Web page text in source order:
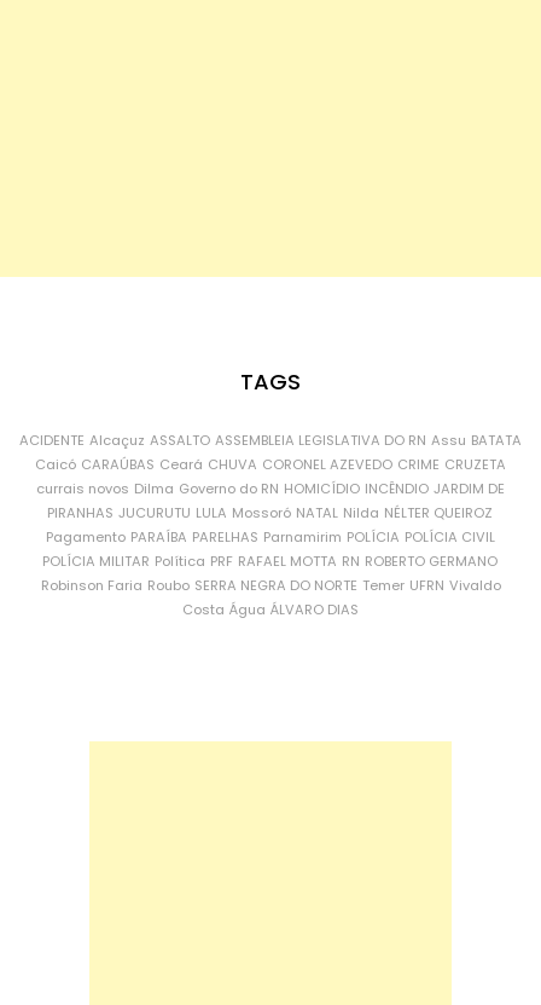
TAGS
ACIDENTE Alcaçuz ASSALTO ASSEMBLEIA LEGISLATIVA DO RN Assu BATATA
Caicó CARAÚBAS Ceará CHUVA CORONEL AZEVEDO CRIME CRUZETA
currais novos Dilma Governo do RN HOMICÍDIO INCÊNDIO JARDIM DE
PIRANHAS JUCURUTU LULA Mossoró NATAL Nilda NÉLTER QUEIROZ
Pagamento PARAÍBA PARELHAS Parnamirim POLÍCIA POLÍCIA CIVIL
POLÍCIA MILITAR Política PRF RAFAEL MOTTA RN ROBERTO GERMANO
Robinson Faria Roubo SERRA NEGRA DO NORTE Temer UFRN Vivaldo
Costa Água ÁLVARO DIAS